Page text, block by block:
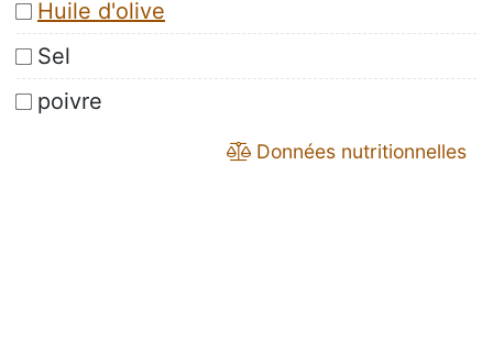
Huile d'olive
Sel
poivre
Données nutritionnelles